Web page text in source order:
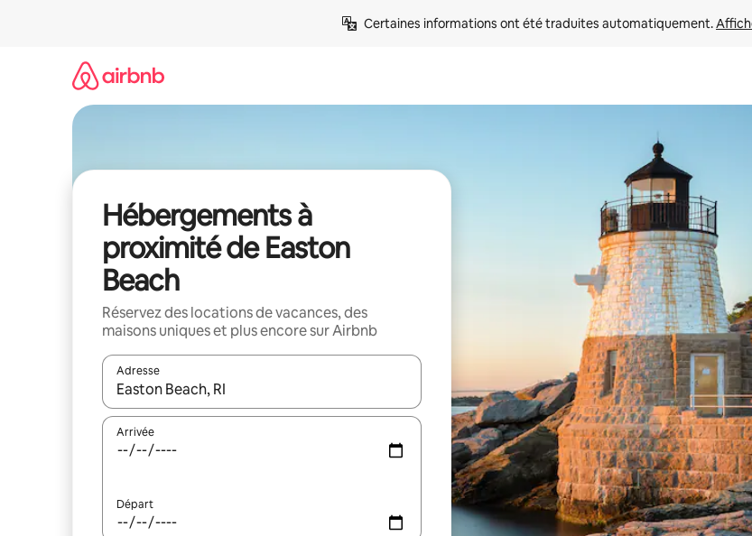
Certaines informations ont été traduites automatiquement.
Hébergements à
proximité de Easton
Beach
Réservez des locations de vacances, des
maisons uniques et plus encore sur Airbnb
Adresse
Lorsque les résultats s'affichent, utilisez les flèches vers le haut et vers le bas pour les parcourir ou en
Arrivée
Départ